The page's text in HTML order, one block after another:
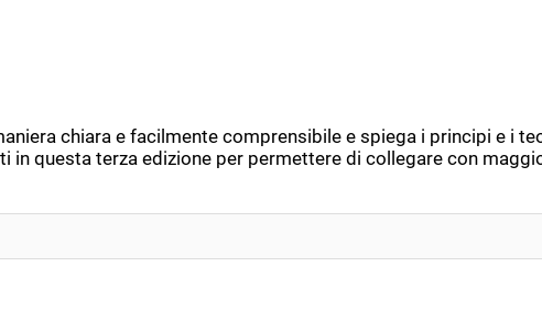
chiara e facilmente comprensibile e spiega i principi e i
in questa terza edizione per permettere di collegare con